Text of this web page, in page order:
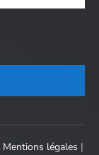
Mentions légales |